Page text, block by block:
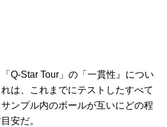
Q-Star Tour」の「一貫性』につい
は、これまでにテストしたすべて
ンプル内のボールが互いにどの程
安だ。